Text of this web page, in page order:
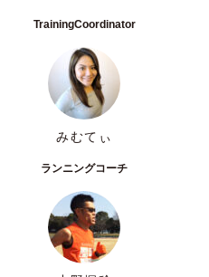
TrainingCoordinator
みむてぃ
ランニングコーチ